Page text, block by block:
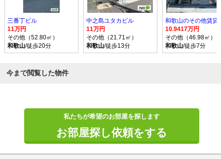
三番丁ビル
11万円
その他（52.80㎡）
和歌山/徒歩20分
中之島ユタカビル
11万円
その他（21.71㎡）
和歌山/徒歩13分
10.9417万円
その他（46.98㎡）
和歌山/徒歩7分
今まで閲覧した物件
私たちが希望のお部屋を探します
お部屋探し依頼をする